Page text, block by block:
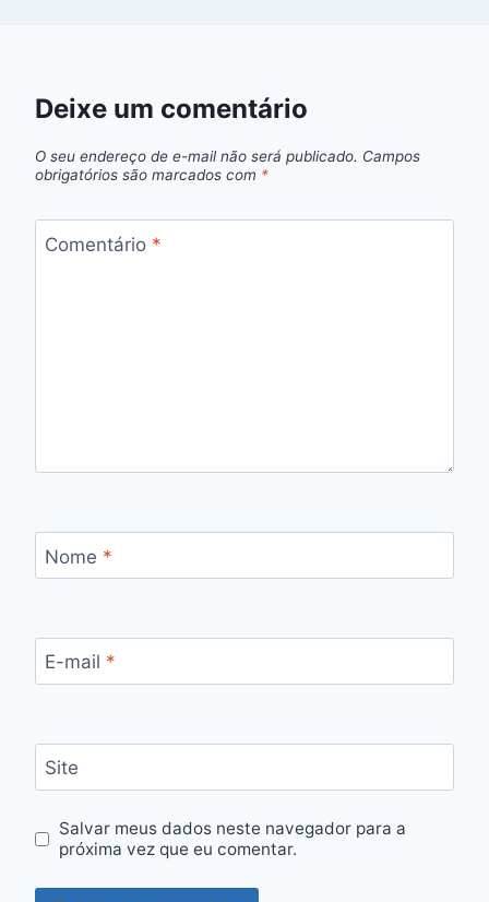
Deixe um comentário
O seu endereço de e-mail não será publicado. Campos
obrigatórios são marcados com *
Comentário *
Nome *
E-mail *
Site
Salvar meus dados neste navegador para a
próxima vez que eu comentar.